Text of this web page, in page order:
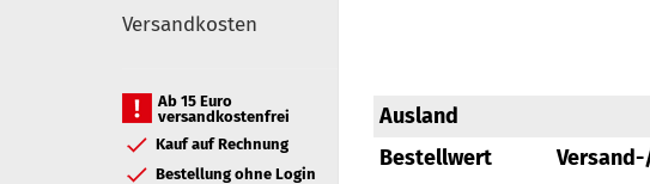
Versandkosten
Ab 15 Euro
versandkostenfrei
Kauf auf Rechnung
Bestellung ohne Login
Ausland
Bestellwert